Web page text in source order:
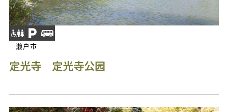
濑户市
定光寺 定光寺公园